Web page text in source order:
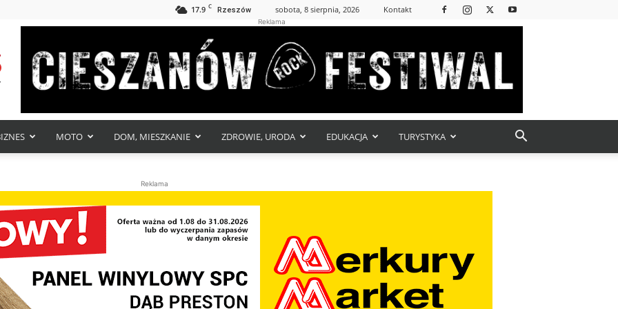
17.9 C Rzeszów sobota, 8 sierpnia, 2026 Kontakt
Reklama
MOTO DOM, MIESZKANIE ZDROWIE, URODA EDUKACJA TURYSTYKA
Reklama